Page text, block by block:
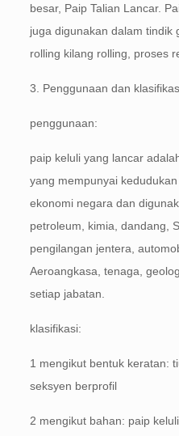
besar, Paip Talian Lancar.
juga digunakan dalam tindik
rolling kilang rolling, proses
3. Penggunaan dan
penggunaan:
paip keluli yang lancar
yang mempunyai
ekonomi negara dan
petroleum, kimia, dandang,
pengilangan jentera,
Aeroangkasa, tenaga,
setiap jabatan.
klasifikasi:
1 mengikut bentuk keratan:
seksyen berprofil
2 mengikut bahan: paip